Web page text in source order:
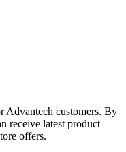
Advantech customers. By
receive latest product
offers.